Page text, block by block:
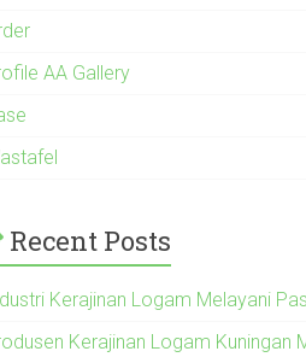
AA Gallery
Recent Posts
Kerajinan Logam Melayani
Kerajinan Logam Kuningan